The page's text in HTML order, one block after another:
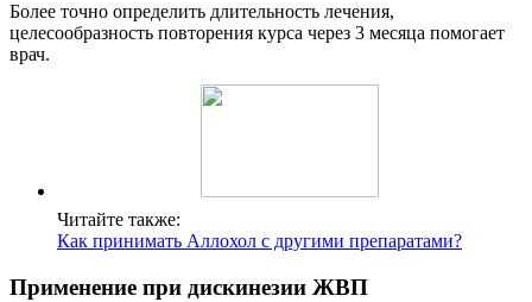
Более точно определить длительность лечения,
целесообразность повторения курса через 3 месяца помогает
врач.
Читайте также:
Как принимать Аллохол с другими препаратами?
Применение при дискинезии ЖВП